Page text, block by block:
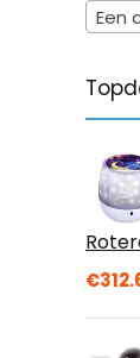
Een
€